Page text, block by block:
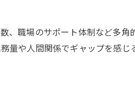
にしない方法
よく活用
、職場のサポート体制など多角
量や人間関係でギャップを感じ